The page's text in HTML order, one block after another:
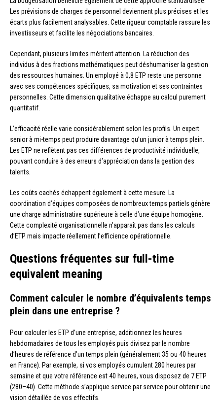
Les prévisions de charges de personnel deviennent plus précises et les
écarts plus facilement analysables. Cette rigueur comptable rassure les
investisseurs et facilite les négociations bancaires.
Cependant, plusieurs limites méritent attention. La réduction des
individus à des fractions mathématiques peut déshumaniser la gestion
des ressources humaines. Un employé à 0,8 ETP reste une personne
avec ses compétences spécifiques, sa motivation et ses contraintes
personnelles. Cette dimension qualitative échappe au calcul purement
quantitatif.
L’efficacité réelle varie considérablement selon les profils. Un expert
senior à mi-temps peut produire davantage qu’un junior à temps plein.
Les ETP ne reflètent pas ces différences de productivité individuelle,
pouvant conduire à des erreurs d’appréciation dans la gestion des
talents.
Les coûts cachés échappent également à cette mesure. La
coordination d’équipes composées de nombreux temps partiels génère
une charge administrative supérieure à celle d’une équipe homogène.
Cette complexité organisationnelle n’apparaît pas dans les calculs
d’ETP mais impacte réellement l’efficience opérationnelle.
Questions fréquentes sur full-time
equivalent meaning
Comment calculer le nombre d’équivalents temps
plein dans une entreprise ?
Pour calculer les ETP d’une entreprise, additionnez les heures
hebdomadaires de tous les employés puis divisez par le nombre
d’heures de référence d’un temps plein (généralement 35 ou 40 heures
en France). Par exemple, si vos employés cumulent 280 heures par
semaine et que votre référence est 40 heures, vous disposez de 7 ETP
(280÷40). Cette méthode s’applique service par service pour obtenir une
vision détaillée de vos effectifs.